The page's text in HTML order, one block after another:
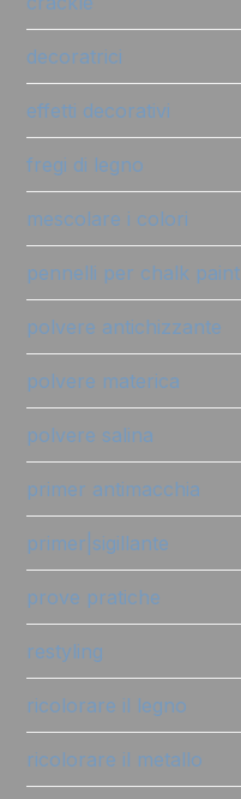
decoratrici
effetti decorativi
fregi di legno
mescolare i colori
pennelli per chalk paint
polvere antichizzante
polvere materica
polvere salina
primer antimacchia
primer|sigillante
prove pratiche
restyling
ricolorare il legno
ricolorare il metallo